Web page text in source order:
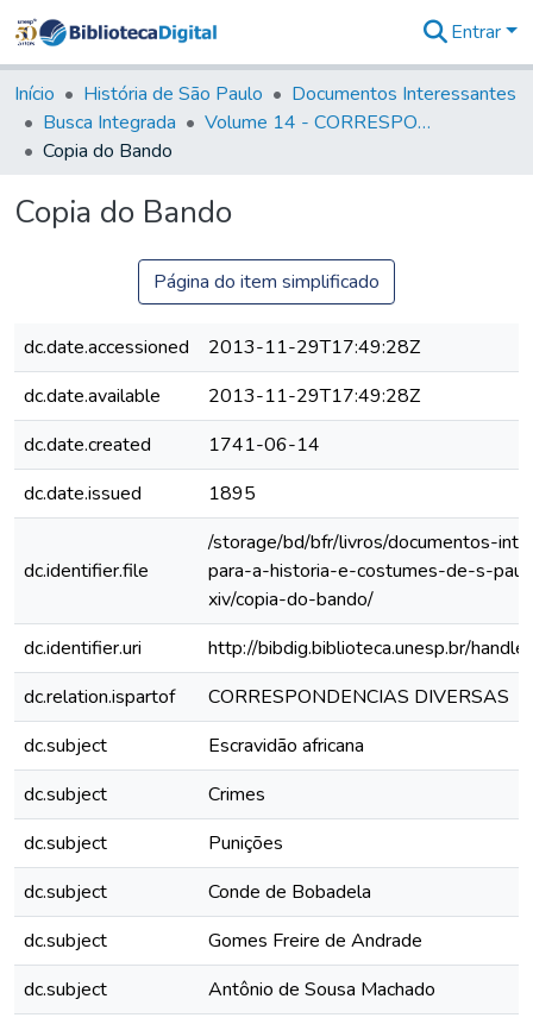
&
Coleções
Tudo na
Entrar
Início História de São Paulo
Documentos Interessantes
Busca Integrada
Volume 14 - CORRESPONDENCIAS DIVERSAS
Copia do Bando
Copia do Bando
Página do item simplificado
dc.date.accessioned
2013-11-29T17:49:28Z
dc.date.available
2013-11-29T17:49:28Z
dc.date.created
1741-06-14
dc.date.issued
1895
dc.identifier.file
/storage/bd/bfr/livros/documentos-
para-a-historia-e-costumes-de-s-
xiv/copia-do-bando/
dc.identifier.uri
http://bibdig.biblioteca.unesp.br/
dc.relation.ispartof
CORRESPONDENCIAS DIVERSAS
dc.subject
Escravidão africana
dc.subject
Crimes
dc.subject
Punições
dc.subject
Conde de Bobadela
dc.subject
Gomes Freire de Andrade
dc.subject
Antônio de Sousa Machado